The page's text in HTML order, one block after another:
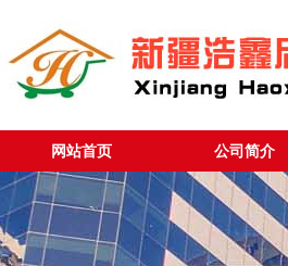
网站首页 公司简介